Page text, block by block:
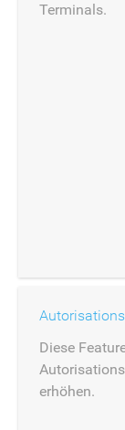
Terminals.
Diese
erhöhen.